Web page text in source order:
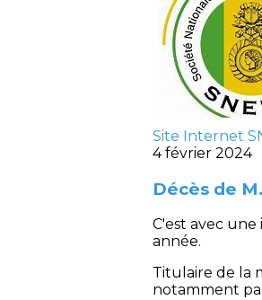
Site Internet
4 février 2024
Décès de
C'est avec
année.
Titulaire de la
notamment